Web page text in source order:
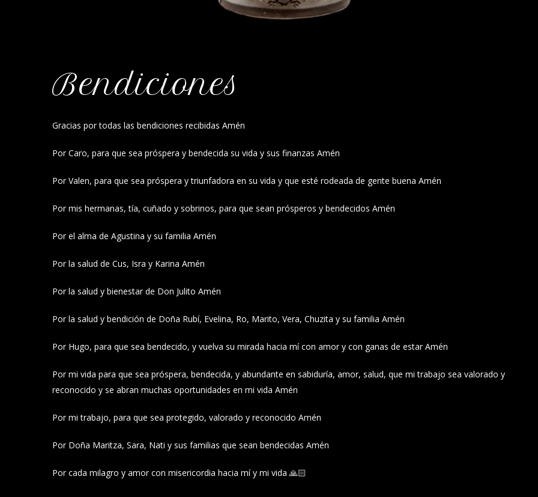
Bendiciones
Gracias por todas las bendiciones recibidas Amén
Por Caro, para que sea próspera y bendecida su vida y sus finanzas Amén
Por Valen, para que sea próspera y triunfadora en su vida y que esté rodeada de gente buena Amén
Por mis hermanas, tía, cuñado y sobrinos, para que sean prósperos y bendecidos Amén
Por el alma de Agustina y su familia Amén
Por la salud de Cus, Isra y Karina Amén
Por la salud y bienestar de Don Julito Amén
Por la salud y bendición de Doña Rubí, Evelina, Ro, Marito, Vera, Chuzita y su familia Amén
Por Hugo, para que sea bendecido, y vuelva su mirada hacia mí con amor y con ganas de estar Amén
Por mi vida para que sea próspera, bendecida, y abundante en sabiduría, amor, salud, que mi trabajo sea valorado y
reconocido y se abran muchas oportunidades en mi vida Amén
Por mi trabajo, para que sea protegido, valorado y reconocido Amén
Por Doña Maritza, Sara, Nati y sus familias que sean bendecidas Amén
Por cada milagro y amor con misericordia hacia mí y mi vida 🙏🏻